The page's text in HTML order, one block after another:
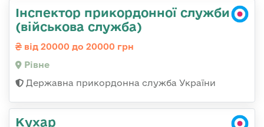
Інспектор прикордонної служби
(військова служба)
від 20000 до 20000 грн
Рівне
Державна прикордонна служба України
Кухар